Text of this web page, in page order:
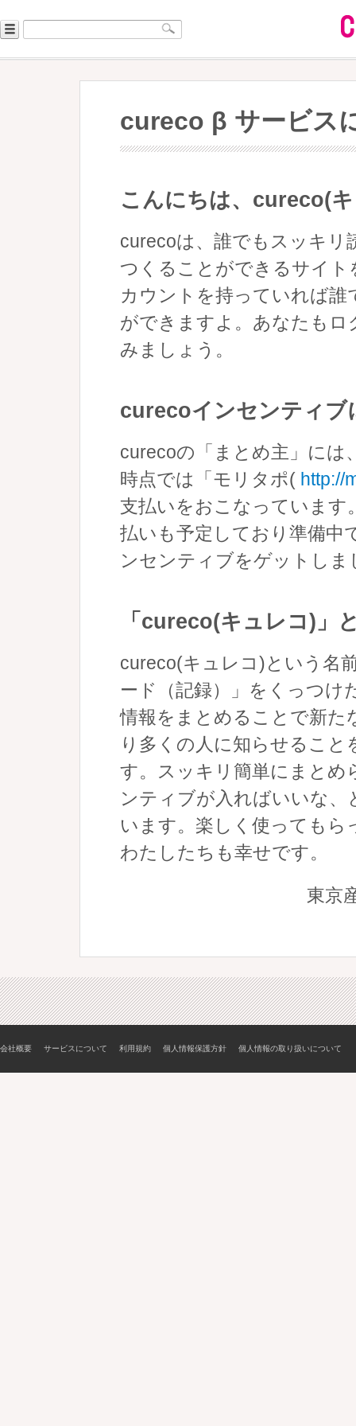
cureco β サービス
こんにちは、cureco(
curecoは、誰でもスッキリ
つくることができるサイト
カウントを持っていれば
ができますよ。あなたも
みましょう。
curecoインセンティブ
curecoの「まとめ主」には
時点では「モリタポ( http://
支払いをおこなっています
払いも予定しており準備中
ンセンティブをゲットしま
「cureco(キュレコ)」
cureco(キュレコ)という名
ード（記録）」をくっつけ
情報をまとめることで新た
り多くの人に知らせるこ
す。スッキリ簡単にまと
ンティブが入ればいいな
います。楽しく使ってもら
わたしたちも幸せです。
東京
会社概要 サービスについて 利用規約 個人情報保護方針 個人情報の取り扱いについて